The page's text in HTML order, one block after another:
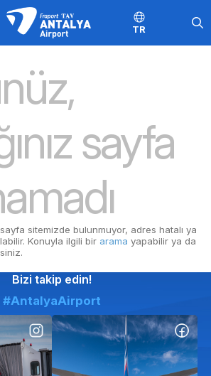
TR
sayfa
sayfa sitemizde bulunmuyor, adres hatalı ya
Konuyla ilgili bir arama yapabilir ya da
Bizi takip edin!
#AntalyaAirport